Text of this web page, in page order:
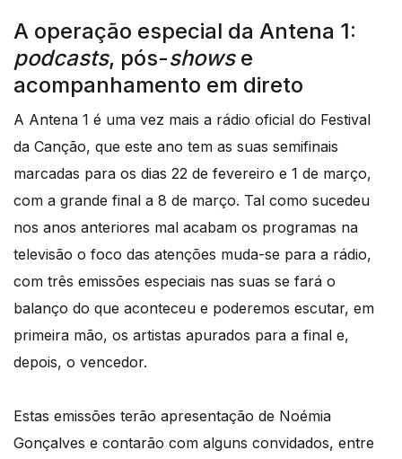
A operação especial da Antena 1:
podcasts, pós-showse
acompanhamento em direto
A Antena 1 é uma vez mais a rádio oficial do Festival
da Canção, que este ano tem as suas semifinais
marcadas para os dias 22 de fevereiro e 1 de março,
com a grande final a 8 de março. Tal como sucedeu
nos anos anteriores mal acabam os programas na
televisão o foco das atenções muda-se para a rádio,
com três emissões especiais nas suas se fará o
balanço do que aconteceu e poderemos escutar, em
primeira mão, os artistas apurados para a final e,
depois, o vencedor.
Estas emissões terão apresentação de Noémia
Gonçalves e contarão com alguns convidados, entre